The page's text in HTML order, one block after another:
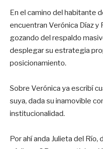
En el camino del habitante
encuentran Verónica Díaz y
gozando del respaldo
desplegar su estrategia
posicionamiento.
Sobre Verónica ya escribí
suya, dada su inamovible
institucionalidad.
Por ahí anda Julieta del